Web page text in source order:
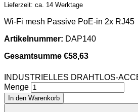
Lieferzeit: ca. 14 Werktage
Wi-Fi mesh Passive PoE-in 2x RJ45
Artikelnummer: DAP140
Gesamtsumme €58,63
INDUSTRIELLES DRAHTLOS-
Menge
In den Warenkorb